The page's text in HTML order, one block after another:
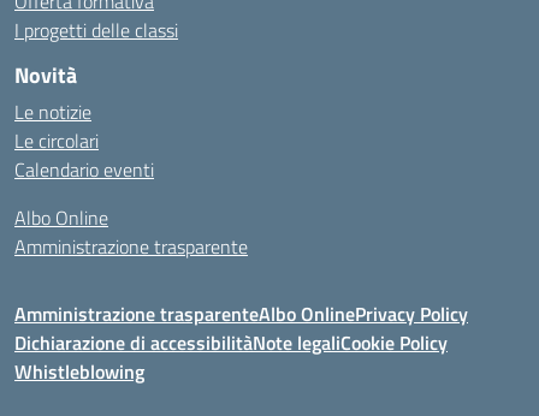
I progetti delle classi
Novità
Le notizie
Le circolari
Calendario eventi
Albo Online
Amministrazione trasparente
Amministrazione trasparenteAlbo OnlinePrivacy Policy
Dichiarazione di accessibilitàNote legaliCookie Policy
Whistleblowing